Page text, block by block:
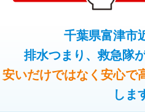
コンクリート斫り（厚さ10㎝超
モルタル補修（厚さ10㎝まで）
モルタル補修（厚さ10㎝超え）
追加人工
止水・漏水調査・防水処理・清
理・調整・分解・加工など（軽
止水・漏水調査・防水処理・清
理・調整・分解・加工など（中作
千葉県富津市
排水つまり、救急隊
安いだけではなく安心で
しま